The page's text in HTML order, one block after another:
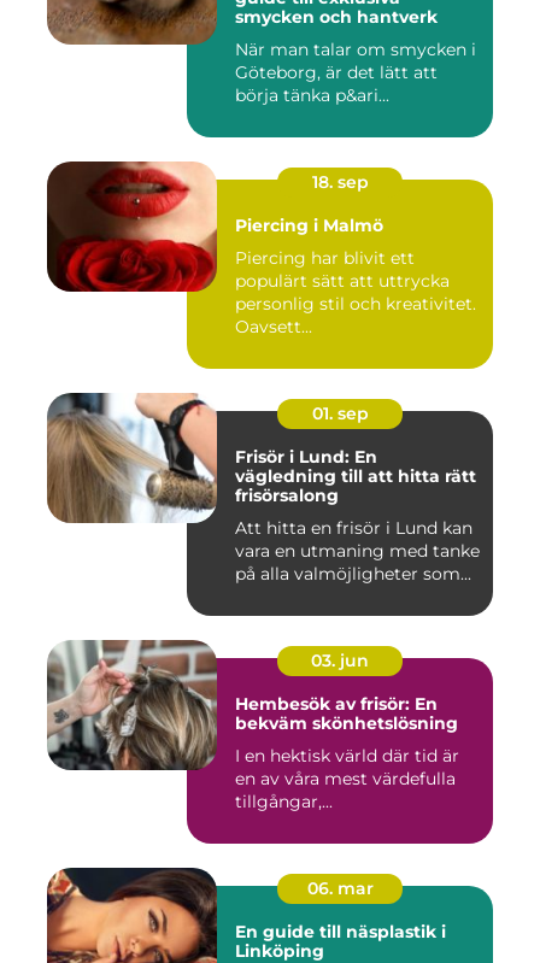
smycken och hantverk
När man talar om smycken i
Göteborg, är det lätt att
börja tänka p&ari...
18. sep
Piercing i Malmö
Piercing har blivit ett
populärt sätt att uttrycka
personlig stil och kreativitet.
Oavsett...
01. sep
Frisör i Lund: En
vägledning till att hitta rätt
frisörsalong
Att hitta en frisör i Lund kan
vara en utmaning med tanke
på alla valmöjligheter som...
03. jun
Hembesök av frisör: En
bekväm skönhetslösning
I en hektisk värld där tid är
en av våra mest värdefulla
tillgångar,...
06. mar
En guide till näsplastik i
Linköping